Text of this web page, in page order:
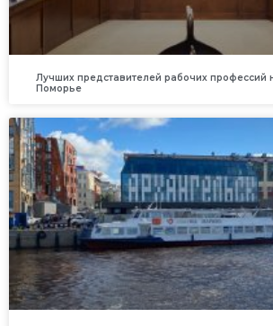
Лучших представителей рабочих профессий
Поморье